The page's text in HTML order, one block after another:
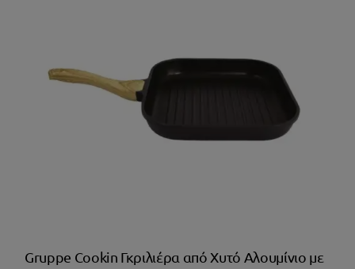
Gruppe Cookin Γκριλιέρα από Χυτό Αλουμίνιο με